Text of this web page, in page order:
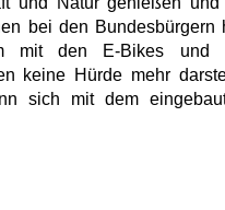
bei den Bundesbürgern
mit den E-Bikes und
keine Hürde mehr
sich mit dem